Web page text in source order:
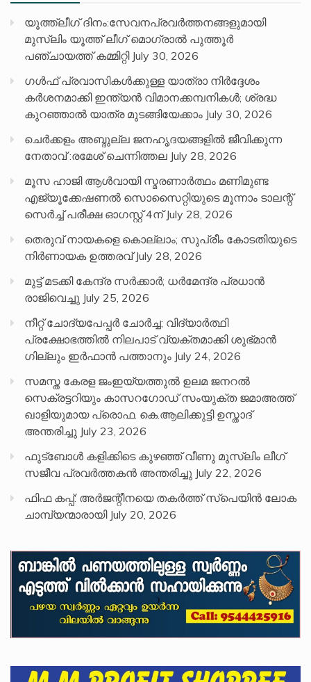
യൂത്ത്ലീഗ് ദിനം:സേവനപ്രവർത്തനങ്ങളുമായി
മുസ്ലിം യൂത്ത് ലീഗ് മൊഗ്രാൽ പുത്തൂർ
പഞ്ചായത്ത് കമ്മിറ്റി July 30, 2026
ഗൾഫ് പ്രവാസികൾക്കുള്ള യാത്രാ നിർദ്ദേശം
കർശനമാക്കി ഇന്ത്യൻ വിമാനക്കമ്പനികൾ; ശ്രദ്ധ
കുറഞ്ഞാൽ യാത്ര മുടങ്ങിയേക്കാം July 30, 2026
ചെർക്കളം അബ്ദുല്ല ജനഹൃദയങ്ങളിൽ ജീവിക്കുന്ന
നേതാവ് :രമേശ് ചെന്നിത്തല July 28, 2026
മൂസ ഹാജി ആൾവായി സ്മരണാർത്ഥം മണിമുണ്ട
എജ്യൂക്കേഷണൽ സൊസൈറ്റിയുടെ മൂന്നാം ടാലന്റ്
സെർച്ച് പരീക്ഷ ഓഗസ്റ്റ് 4ന് July 28, 2026
തെരുവ് നായകളെ കൊല്ലാം; സുപ്രീം കോടതിയുടെ
നിർണായക ഉത്തരവ് July 28, 2026
മുട്ട് മടക്കി കേന്ദ്ര സർക്കാർ; ധർമേന്ദ്ര പ്രധാൻ
രാജിവെച്ചു July 25, 2026
നീറ്റ് ചോദ്യപേപ്പര്‍ ചോര്‍ച്ച; വിദ്യാർത്ഥി
പ്രക്ഷോഭത്തിൽ നിലപാട് വ്യക്തമാക്കി ശുഭ്മാൻ
ഗില്ലും ഇർഫാൻ പത്താനും July 24, 2026
സമസ്ത കേരള ജംഇയ്യത്തുൽ ഉലമ ജനറൽ
സെക്രട്ടറിയും കാസറഗോഡ് സംയുക്ത ജമാഅത്ത്
ഖാളിയുമായ പ്രൊഫ. കെ.ആലിക്കുട്ടി ഉസ്താദ്
അന്തരിച്ചു July 23, 2026
ഫുട്ബോൾ കളിക്കിടെ കുഴഞ്ഞ് വീണു മുസ്ലിം ലീഗ്
സജീവ പ്രവർത്തകൻ അന്തരിച്ചു July 22, 2026
ഫിഫ കപ്പ്: അർജന്റീനയെ തകർത്ത് സ്പെയിൻ ലോക
ചാമ്പ്യന്മാരായി July 20, 2026